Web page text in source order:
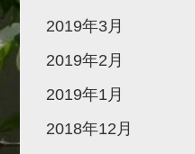
2019年3月
2019年2月
2019年1月
2018年12月